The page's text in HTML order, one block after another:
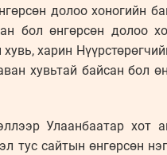
долоо хоногийн
бол өнгөрсөн долоо
харин
хувьтай байсан бол
Улаанбаатар хот
тус сайтын өнгөрсөн